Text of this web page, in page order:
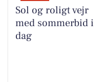
Sol og roligt vejr
med sommerbid i
dag